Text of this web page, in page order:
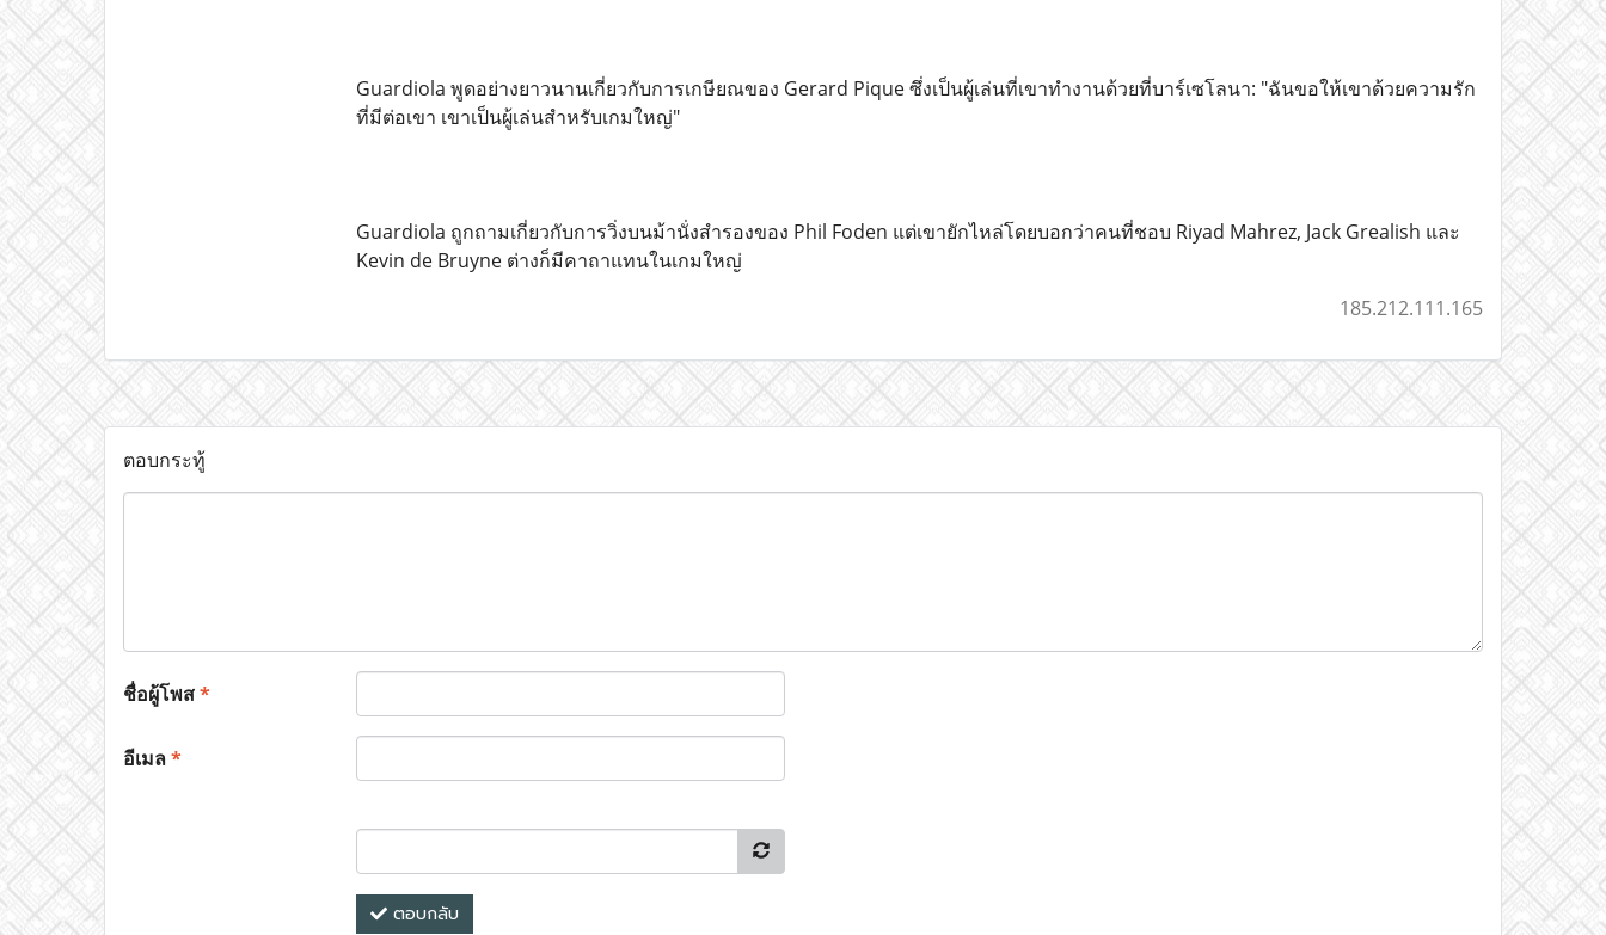
Guardiola พูดอย่างยาวนานเกี่ยวกับการเกษียณของ Gerard Pique ซึ่งเป็นผู้เล่นที่เขาทำงานด้วยที่บาร์เซโลนา: "ฉันขอให้เขาด้วยความรัก
ที่มีต่อเขา เขาเป็นผู้เล่นสำหรับเกมใหญ่"
Guardiola ถูกถามเกี่ยวกับการวิ่งบนม้านั่งสำรองของ Phil Foden แต่เขายักไหล่โดยบอกว่าคนที่ชอบ Riyad Mahrez, Jack Grealish และ
Kevin de Bruyne ต่างก็มีคาถาแทนในเกมใหญ่
185.212.111.165
ตอบกระทู้
ชื่อผู้โพส*
อีเมล*
ตอบกลับ